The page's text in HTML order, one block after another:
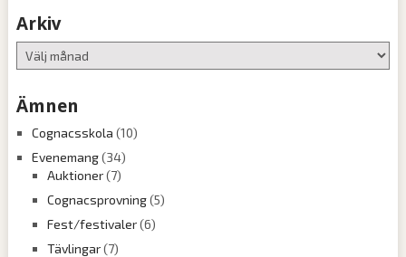
Arkiv
Arkiv
Ämnen
Cognacsskola (10)
Evenemang(34)
Auktioner(7)
Cognacsprovning(5)
Fest/festivaler(6)
Tävlingar(7)